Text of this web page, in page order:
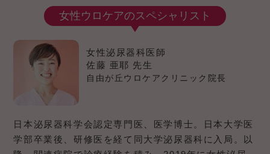
女性ウロケアのスペシャリスト
女性泌尿器科医師
佐藤 亜耶 先生
自由が丘ウロケアクリニック院長
日本泌尿器科学会認定専門医、医学博士。日本大学医
学部卒業後、研修医を経て同大学泌尿器科に入局。以